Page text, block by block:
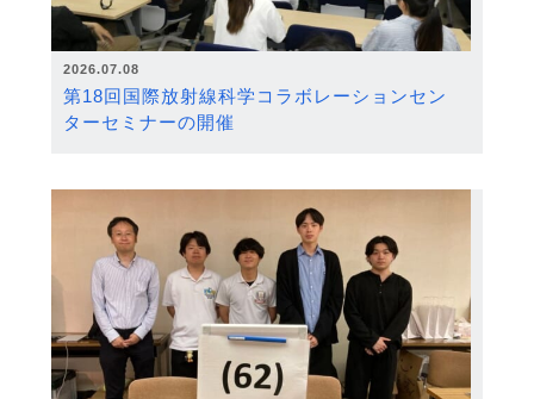
2026.07.08
第18回国際放射線科学コラボレーションセン
ターセミナーの開催